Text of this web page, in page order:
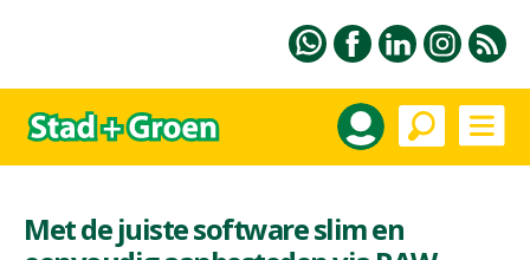
Met de juiste software slim en